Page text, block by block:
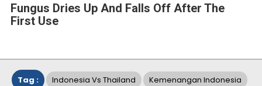
Fungus Dries Up And Falls Off After The
First Use
Tag : Indonesia Vs Thailand Kemenangan Indonesia